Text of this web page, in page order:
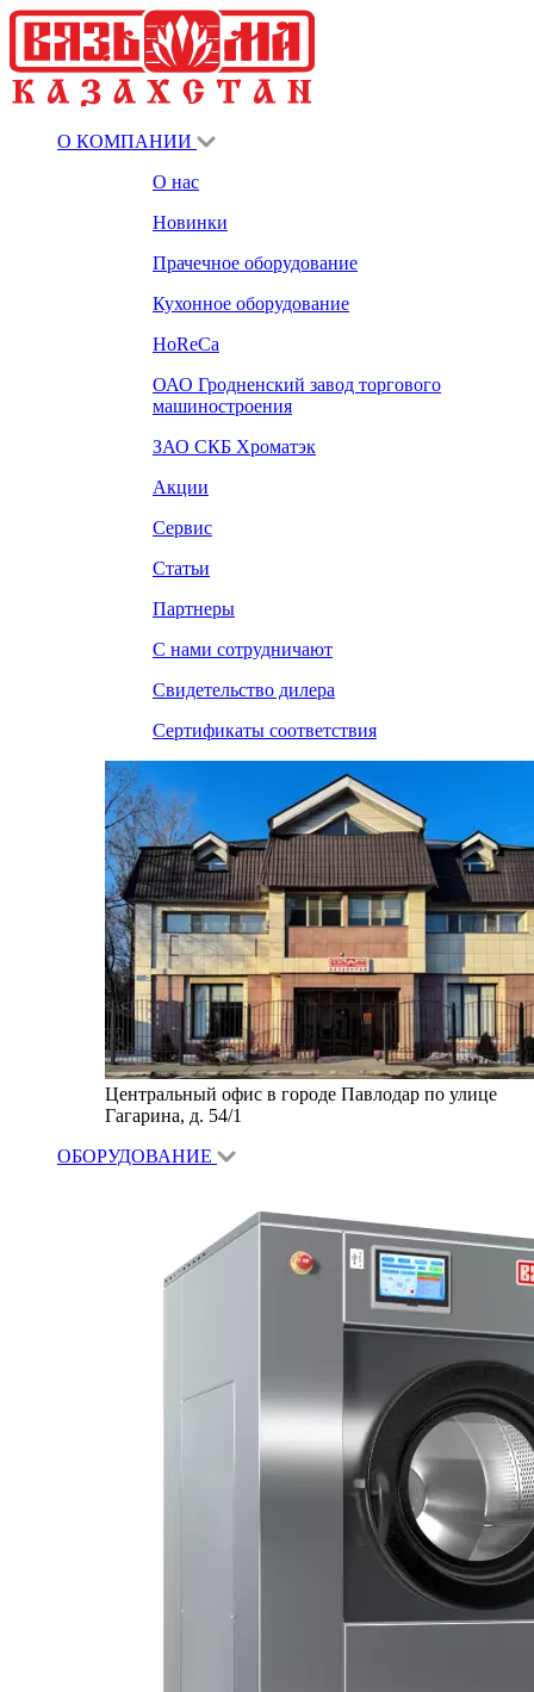
О КОМПАНИИ
О нас
Новинки
Прачечное оборудование
Кухонное оборудование
HoReCa
ОАО Гродненский завод торгового
машиностроения
ЗАО СКБ Хроматэк
Акции
Сервис
Статьи
Партнеры
С нами сотрудничают
Свидетельство дилера
Сертификаты соответствия
Центральный офис в городе Павлодар по улице
Гагарина, д. 54/1
ОБОРУДОВАНИЕ